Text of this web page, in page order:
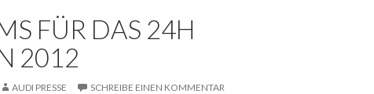
FÜR DAS 24H
2012
AUDI PRESSE SCHREIBE EINEN KOMMENTAR